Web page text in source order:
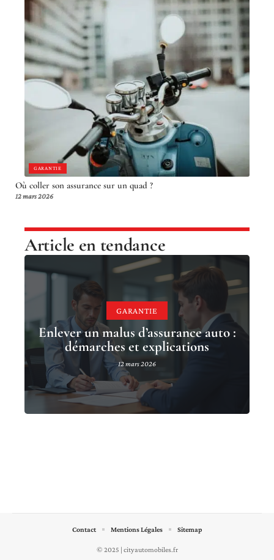
GARANTIE
Où coller son assurance sur un quad ?
12 mars 2026
Article en tendance
GARANTIE
Enlever un malus d’assurance auto :
démarches et explications
12 mars 2026
© 2025 | cityautomobiles.fr
Contact Mentions Légales Sitemap